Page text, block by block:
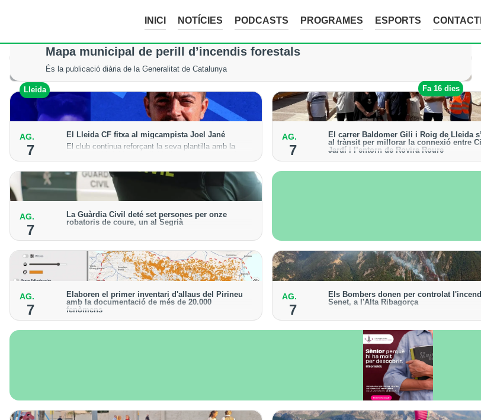
INICI NOTÍCIES PODCASTS PROGRAMES ESPORTS
La tempesta d’aquesta nit deixa pedregades de fins a 7 cm a Raimat, però
Tot i els xàfecs i la calamarsa, els cultius del Segrià, la Noguera i l’Urgell no han sofert danys
Lleida Fa 16 dies
Mapa municipal de perill d’incendis forestals
És la publicació diària de la Generalitat de Catalunya
AG.
7
El Lleida CF fitxa al migcampista Joel Jané
El club continua reforçant la seva plantilla amb la
2026-27
AG.
7
El carrer Baldomer Gili i Roig de Lleida
al trànsit per millorar la connexió entre
Jardí i l’entorn de Rovira Roure
S’ha urbanitzat un tram de 135 metres, que
voreres accessibles, arbrat i renovació dels
AG.
7
La Guàrdia Civil deté set persones per onze
robatoris de coure, un al Segrià
d'Aragó i Catalunya i en plantes fotovoltaiques de
Castella-la Manxa
AG.
7
Elaboren el primer inventari d'allaus del Pirineu
amb la documentació de més de 20.000
fenòmens
Obra de l'Institut Cartogràfic i Geològic de Catalunya,
amb dades a partir del 1427
AG.
7
Els Bombers donen per controlat
Senet, a l'Alta Ribagorça
mitjans aeris per detectar possibles punts